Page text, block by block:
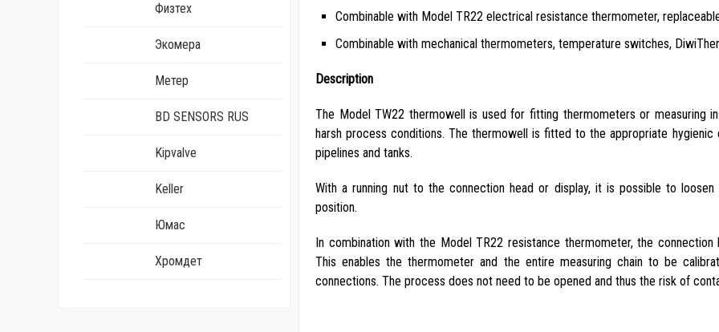
Физтех
Экомера
Метер
BD SENSORS RUS
Kipvalve
Keller
Юмас
Хромдет
Combinable with Model TR22 electrical resistance thermometer,
Combinable with mechanical thermometers, temperature switches,
Description
The Model TW22 thermowell is used for fitting thermometers or measuring
harsh process conditions. The thermowell is fitted to the appropriate
pipelines and tanks.
With a running nut to the connection head or display, it is possible to
position.
In combination with the Model TR22 resistance thermometer, the
This enables the thermometer and the entire measuring chain to be
connections. The process does not need to be opened and thus the risk of